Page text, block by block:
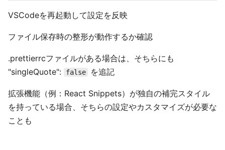
VSCodeを再起動して設定を反映
ファイル保存時の整形が動作するか確認
.prettierrcファイルがある場合は、そちらにも
"singleQuote":
false を追記
拡張機能（例：React Snippets）が独自の補完スタイル
を持っている場合、そちらの設定やカスタマイズが必要な
ことも